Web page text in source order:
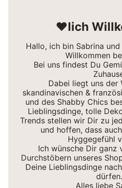
❤lich
Hallo, ich bin Sabrina
Willkommen
Bei uns findest Du
Dabei liegt uns der
skandinavischen &
und des Shabby Chics
Lieblingsdinge, tolle
Trends stellen wir Dir zu
und hoffen, dass
Hyggegefühl
Ich wünsche Dir ganz
Durchstöbern unseres
Deine Lieblingsdinge
dürfen.
Alles liebe